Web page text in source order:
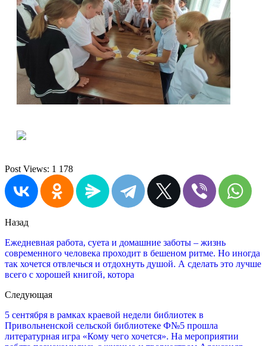
Post Views: 1 178
Назад
Ежедневная работа, суета и домашние заботы – жизнь
современного человека проходит в бешеном ритме. Но иногда
так хочется отвлечься и отдохнуть душой. А сделать это лучше
всего с хорошей книгой, котора
Следующая
5 сентября в рамках краевой недели библиотек в
Привольненской сельской библиотеке Ф№5 прошла
литературная игра «Кому чего хочется». На мероприятии